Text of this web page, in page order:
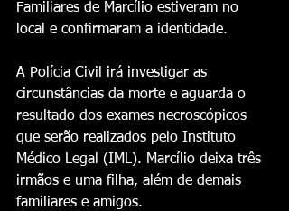
Familiares de Marcílio estiveram no
local e confirmaram a identidade.
A Polícia Civil irá investigar as
circunstâncias da morte e aguarda o
resultado dos exames necroscópicos
que serão realizados pelo Instituto
Médico Legal (IML). Marcílio deixa três
irmãos e uma filha, além de demais
familiares e amigos.